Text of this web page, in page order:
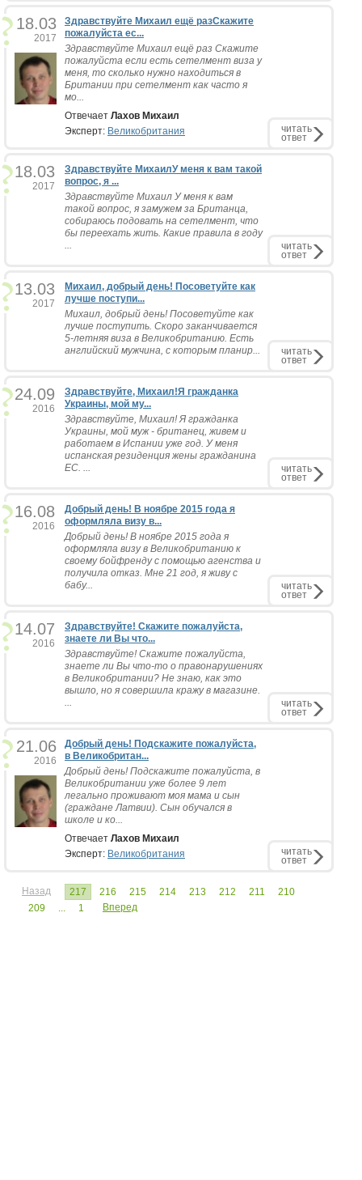
18.03
2017
Здравствуйте Михаил ещё разСкажите
пожалуйста ес...
Здравствуйте Михаил ещё раз Скажите
пожалуйста если есть сетелмент виза у
меня, то сколько нужно находиться в
Британии при сетелмент как часто я
мо...
Отвечает Лахов Михаил
Эксперт: Великобритания читать
ответ
18.03
2017
Здравствуйте МихаилУ меня к вам такой
вопрос, я ...
Здравствуйте Михаил У меня к вам
такой вопрос, я замужем за Британца,
собираюсь подовать на сетелмент, что
бы переехать жить. Какие правила в году
...
читать
ответ
13.03
2017
Михаил, добрый день! Посоветуйте как
лучше поступи...
Михаил, добрый день! Посоветуйте как
лучше поступить. Скоро заканчивается
5-летняя виза в Великобританию. Есть
английский мужчина, с которым планир...
читать
ответ
24.09
2016
Здравствуйте, Михаил!Я гражданка
Украины, мой му...
Здравствуйте, Михаил! Я гражданка
Украины, мой муж - британец, живем и
работаем в Испании уже год. У меня
испанская резиденция жены гражданина
ЕС. ...
читать
ответ
16.08
2016
Добрый день! В ноябре 2015 года я
оформляла визу в...
Добрый день! В ноябре 2015 года я
оформляла визу в Великобританию к
своему бойфренду с помощью агенства и
получила отказ. Мне 21 год, я живу с
бабу...
читать
ответ
14.07
2016
Здравствуйте! Скажите пожалуйста,
знаете ли Вы что...
Здравствуйте! Скажите пожалуйста,
знаете ли Вы что-то о правонарушениях
в Великобритании? Не знаю, как это
вышло, но я совершила кражу в магазине.
...
читать
ответ
21.06
2016
Добрый день! Подскажите пожалуйста,
в Великобритан...
Добрый день! Подскажите пожалуйста, в
Великобритании уже более 9 лет
легально проживают моя мама и сын
(граждане Латвии). Сын обучался в
школе и ко...
Отвечает Лахов Михаил
Эксперт: Великобритания читать
ответ
Назад 217 216 215 214 213 212 211
210
209
... 1 Вперед